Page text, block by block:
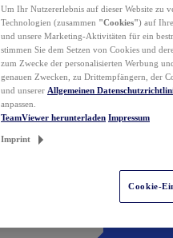
Um Ihr Nutzererlebnis auf dieser Website zu
Technologien (zusammen "Cookies") auf
und unsere Marketing-Aktivitäten für ein
stimmen Sie dem Setzen von Cookies und
zum Zwecke der personalisierten Werbung
genauen Zwecken, zu Drittempfängern, der
und unserer Allgemeinen
anpassen.
TeamViewer herunterladen Impressum
Imprint
Cookie-